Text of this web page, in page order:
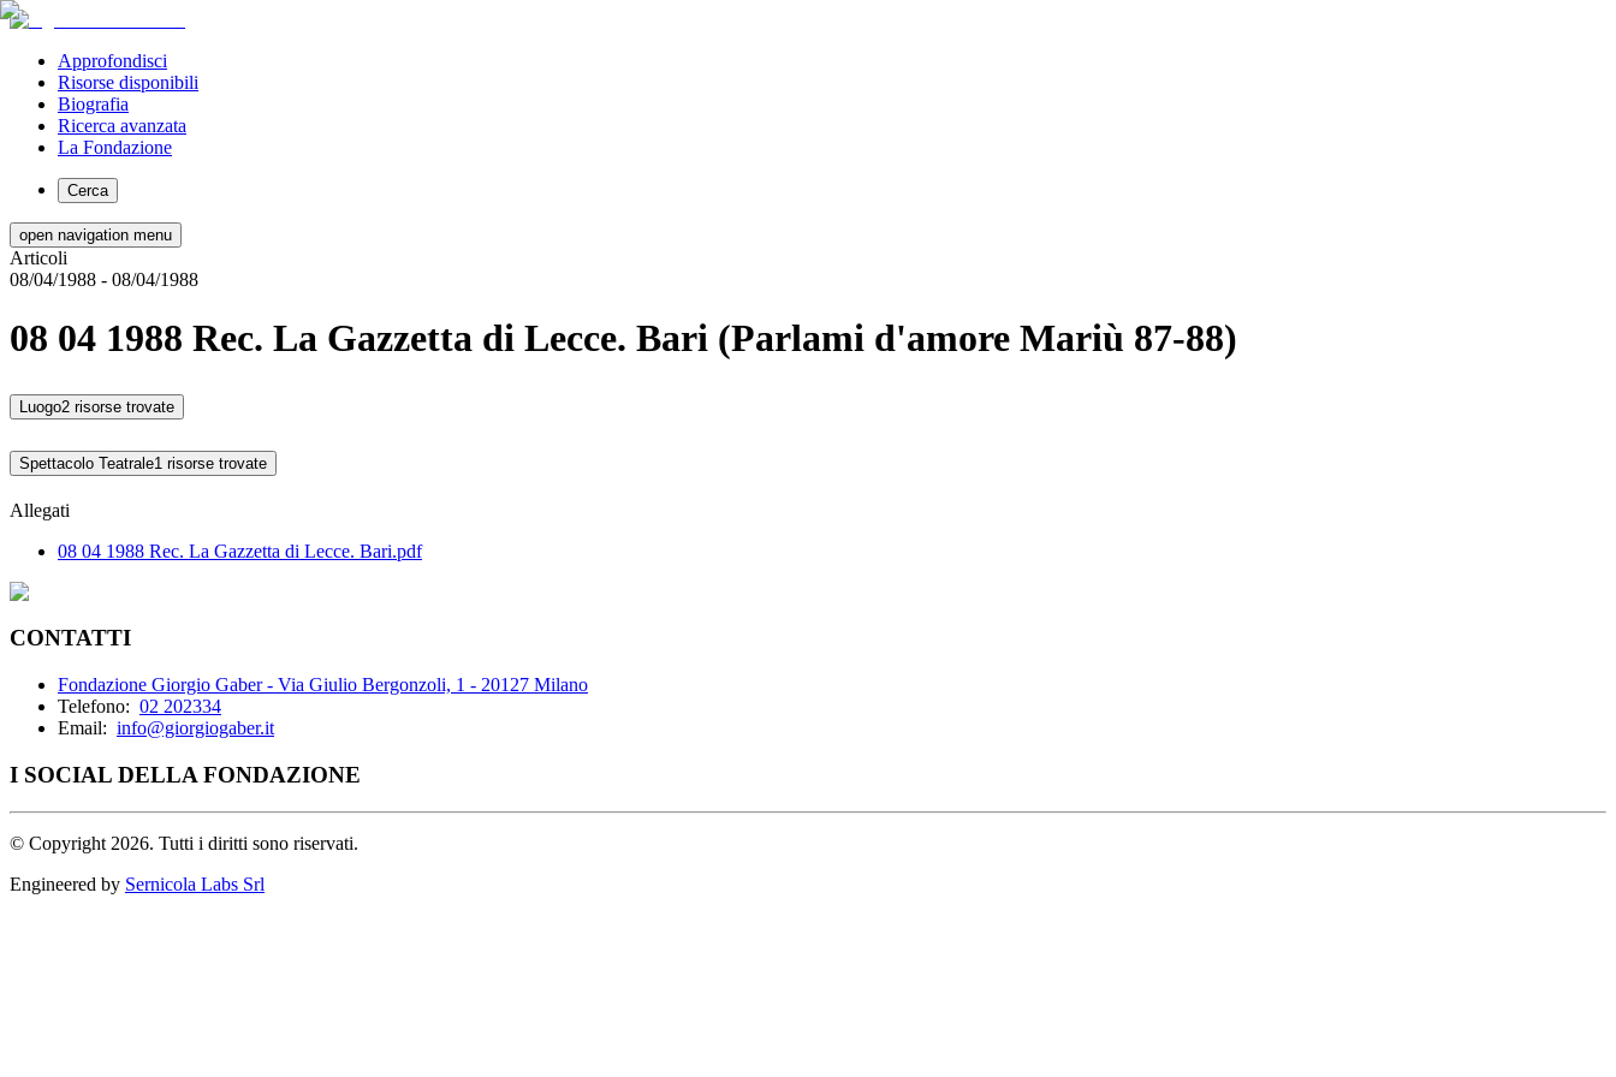
Approfondisci
Risorse disponibili
Biografia
Ricerca avanzata
La Fondazione
Cerca
open navigation menu
Articoli
08/04/1988 - 08/04/1988
08 04 1988 Rec. La Gazzetta di Lecce. Bari (Parlami d'amore Mariù 87-88)
Luogo2 risorse trovate
Spettacolo Teatrale1 risorse trovate
Allegati
08 04 1988 Rec. La Gazzetta di Lecce. Bari.pdf
CONTATTI
Fondazione Giorgio Gaber - Via Giulio Bergonzoli, 1 - 20127 Milano
Telefono: 02 202334
Email: info@giorgiogaber.it
I SOCIAL DELLA FONDAZIONE
© Copyright 2026. Tutti i diritti sono riservati.
Engineered by Sernicola Labs Srl